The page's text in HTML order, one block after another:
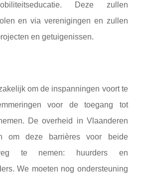
Deze zullen
en via verenigingen en zullen
en getuigenissen.
om de inspanningen voort te
voor de toegang tot
De overheid in Vlaanderen
om deze barrières voor beide
te nemen: huurders en
We moeten nog ondersteuning